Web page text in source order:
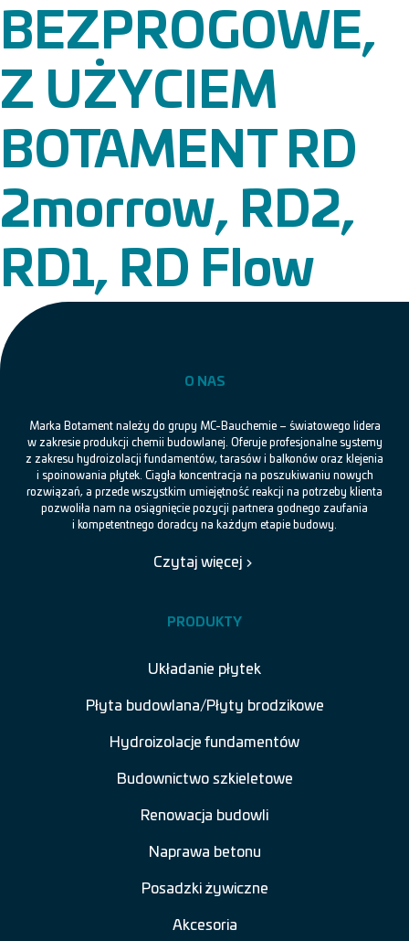
BEZPROGOWE,
Z UŻYCIEM
BOTAMENT RD
2morrow, RD2,
RD1, RD Flow
O NAS
Marka Botament należy do grupy MC-Bauchemie – światowego lidera
w zakresie produkcji chemii budowlanej. Oferuje profesjonalne systemy
z zakresu hydroizolacji fundamentów, tarasów i balkonów oraz klejenia
i spoinowania płytek. Ciągła koncentracja na poszukiwaniu nowych
rozwiązań, a przede wszystkim umiejętność reakcji na potrzeby klienta
pozwoliła nam na osiągnięcie pozycji partnera godnego zaufania
i kompetentnego doradcy na każdym etapie budowy.
Czytaj więcej
PRODUKTY
Układanie płytek
Płyta budowlana/Płyty brodzikowe
Hydroizolacje fundamentów
Budownictwo szkieletowe
Renowacja budowli
Naprawa betonu
Posadzki żywiczne
Akcesoria